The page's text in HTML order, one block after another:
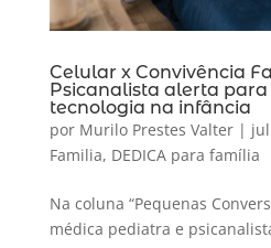
Celular x Convivência
Psicanalista alerta para
tecnologia na infância
por Murilo Prestes Valter|
Familia, DEDICA para família
Na coluna “Pequenas
médica pediatra e